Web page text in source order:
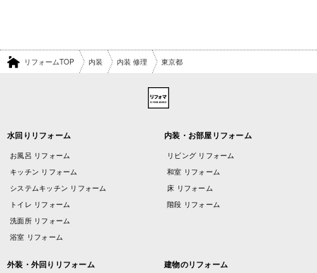
リフォームTOP 内装 内装 修理 東京都
水回りリフォーム
お風呂 リフォーム
キッチン リフォーム
システムキッチン リフォーム
トイレ リフォーム
洗面所 リフォーム
浴室 リフォーム
内装・お部屋リフォーム
リビング リフォーム
和室 リフォーム
床 リフォーム
階段 リフォーム
外装・外回りリフォーム 建物のリフォーム